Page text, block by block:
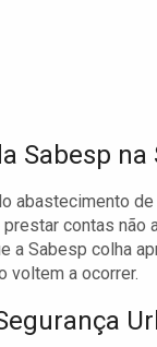
Sabesp na
abastecimento
contas
a Sabesp colha
voltem a ocorrer.